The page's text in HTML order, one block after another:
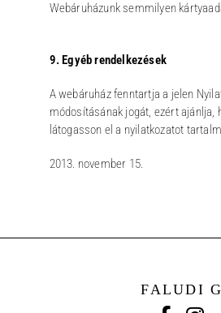
Webáruházunk semmilyen
9. Egyéb rendelkezések
A webáruház fenntartja a jelen
módosításának jogát, ezért ajánlja,
látogasson el a nyilatkozatot
2013. november 15.
FALUDI G